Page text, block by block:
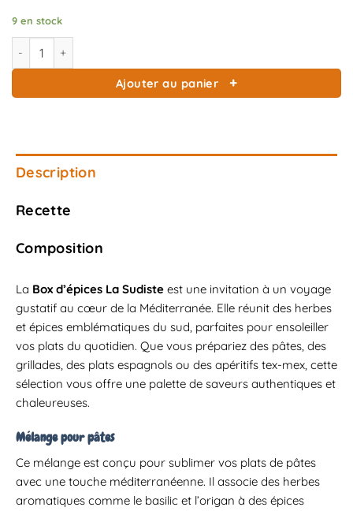
9 en stock
quantité de Box d'épices la Sudiste
Ajouter au panier
Description
Recette
Composition
La Box d’épices La Sudiste est une invitation à un voyage
gustatif au cœur de la Méditerranée. Elle réunit des herbes
et épices emblématiques du sud, parfaites pour ensoleiller
vos plats du quotidien. Que vous prépariez des pâtes, des
grillades, des plats espagnols ou des apéritifs tex-mex, cette
sélection vous offre une palette de saveurs authentiques et
chaleureuses.​
Mélange pour pâtes
Ce mélange est conçu pour sublimer vos plats de pâtes
avec une touche méditerranéenne. Il associe des herbes
aromatiques comme le basilic et l’origan à des épices